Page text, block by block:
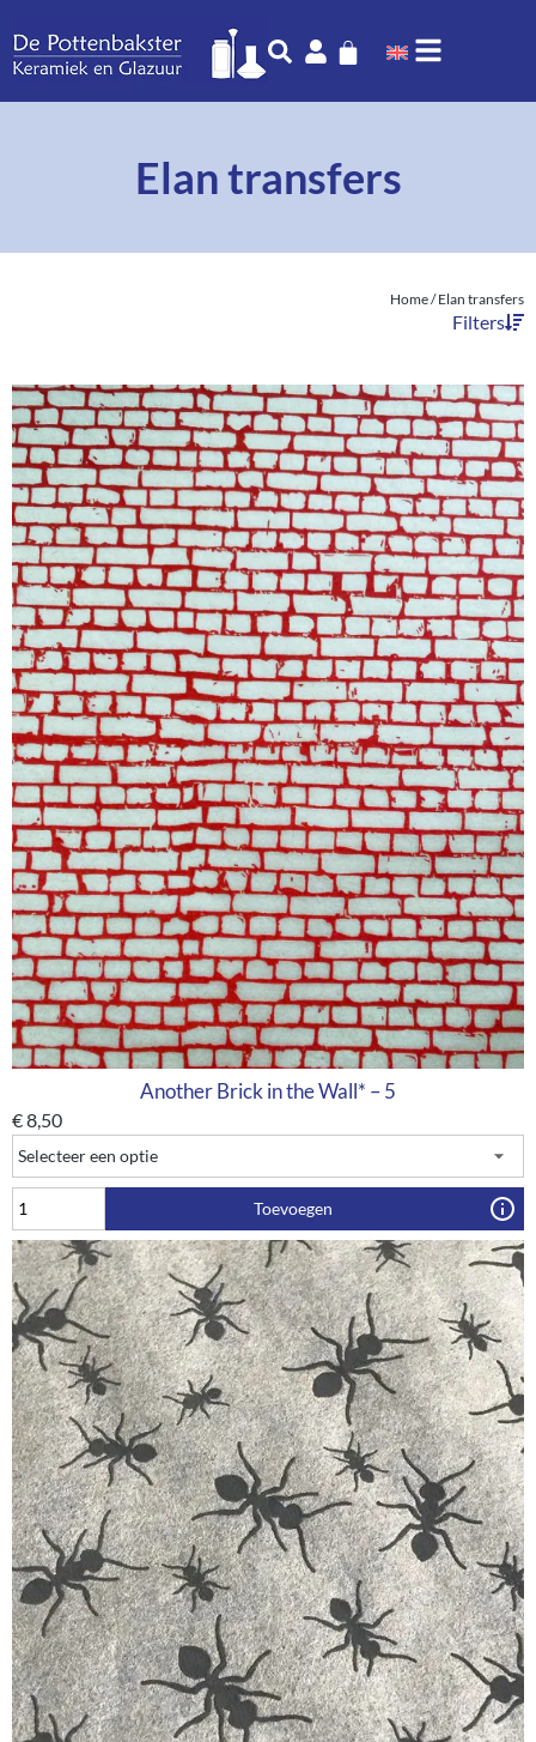
Elan transfers
Home/ Elan transfers
Filters
Another Brick in the Wall* – 5
€8,50
Toevoegen